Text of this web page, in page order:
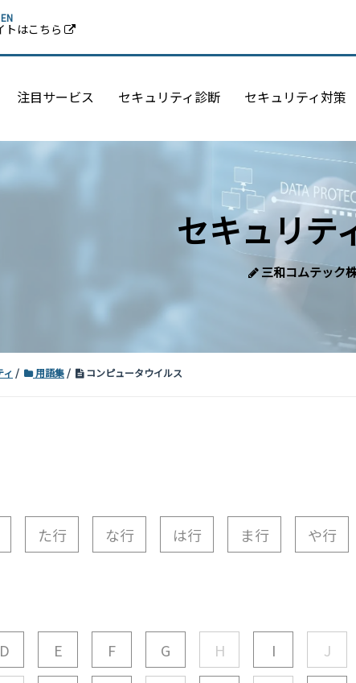
トはこちら
EN
注目サービス セキュリティ診断 セキュリティ対策
セキュリテ
三和コムテック
用語集 コンピュータウイルス
た行 な行 は行 ま行 や行
D E F G H I J